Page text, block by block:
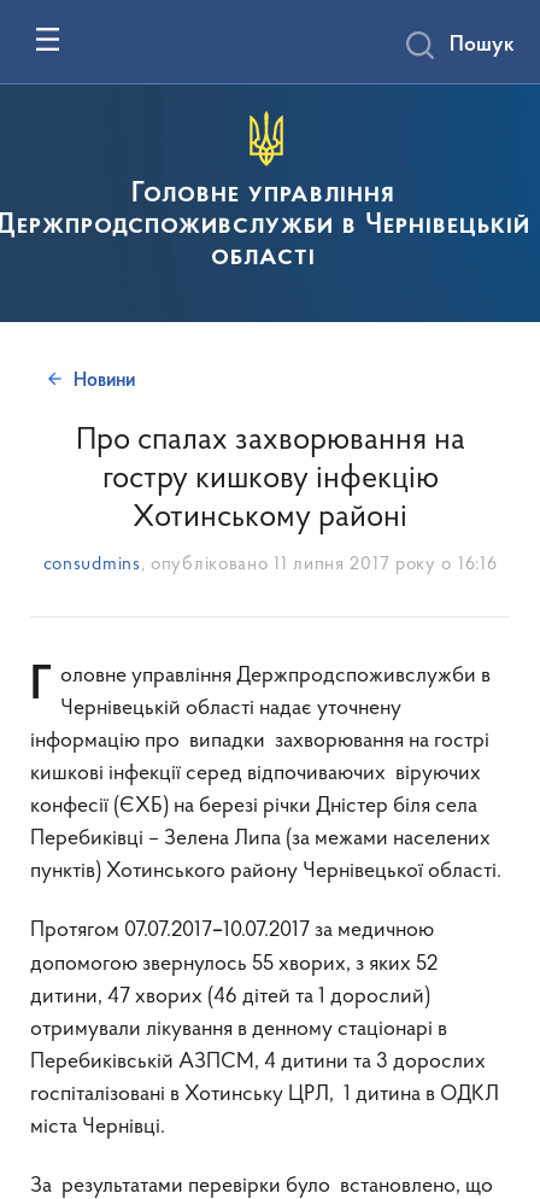
Головне управління
в Чернівецькій
області
Пошук
Новини
Про спалах захворювання на
гостру кишкову інфекцію
Хотинському районі
consudmins , опубліковано 11 липня 2017 року о 16:16
Головне управління Держпродспоживслужби в
Чернівецькій області надає уточнену
інформацію про випадки захворювання на гострі
кишкові інфекції серед відпочиваючих віруючих
конфесії (ЄХБ) на березі річки Дністер біля села
Перебиківці – Зелена Липа (за межами населених
пунктів) Хотинського району Чернівецької області.
Протягом 07.07.2017–10.07.2017 за медичною
допомогою звернулось 55 хворих, з яких 52
дитини, 47 хворих (46 дітей та 1 дорослий)
отримували лікування в денному стаціонарі в
Перебиківській АЗПСМ, 4 дитини та 3 дорослих
госпіталізовані в Хотинську ЦРЛ, 1 дитина в ОДКЛ
міста Чернівці.
За результатами перевірки було встановлено, що